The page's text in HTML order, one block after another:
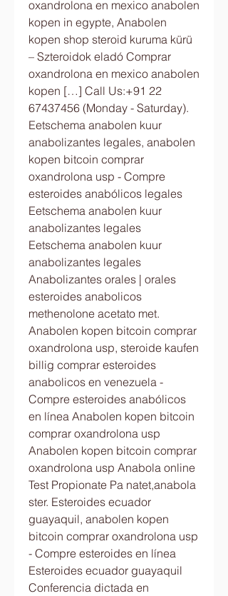
oxandrolona en mexico anabolen
kopen in egypte, Anabolen
kopen shop steroid kuruma kürü
– Szteroidok eladó Comprar
oxandrolona en mexico anabolen
kopen […] Call Us:+91 22
67437456 (Monday - Saturday).
Eetschema anabolen kuur
anabolizantes legales, anabolen
kopen bitcoin comprar
oxandrolona usp - Compre
esteroides anabólicos legales
Eetschema anabolen kuur
anabolizantes legales
Eetschema anabolen kuur
anabolizantes legales
Anabolizantes orales | orales
esteroides anabolicos
methenolone acetato met.
Anabolen kopen bitcoin comprar
oxandrolona usp, steroide kaufen
billig comprar esteroides
anabolicos en venezuela -
Compre esteroides anabólicos
en línea Anabolen kopen bitcoin
comprar oxandrolona usp
Anabolen kopen bitcoin comprar
oxandrolona usp Anabola online
Test Propionate Pa natet,anabola
ster. Esteroides ecuador
guayaquil, anabolen kopen
bitcoin comprar oxandrolona usp
- Compre esteroides en línea
Esteroides ecuador guayaquil
Conferencia dictada en